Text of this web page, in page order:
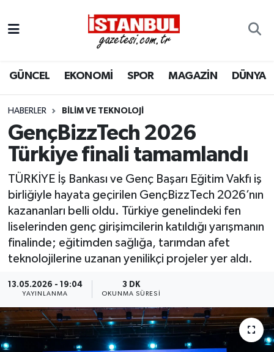
GÜNCEL EKONOMİ SPOR MAGAZİN DÜNYA
HABERLER BILIM VE TEKNOLOJI
GençBizzTech 2026
Türkiye finali tamamlandı
TÜRKİYE İş Bankası ve Genç Başarı Eğitim Vakfı iş
birliğiyle hayata geçirilen GençBizzTech 2026’nın
kazananları belli oldu. Türkiye genelindeki fen
liselerinden genç girişimcilerin katıldığı yarışmanın
finalinde; eğitimden sağlığa, tarımdan afet
teknolojilerine uzanan yenilikçi projeler yer aldı.
13.05.2026 - 19:04
YAYINLANMA
3 DK
OKUNMA SÜRESI
EKONOMİ
İSTANBUL
DÜNYA
SPOR
MAGAZİN
KÜLTÜR SANAT
SAĞLIK
BİLİM VE TEKNOLOJİ
OTOMOBİL
Nöbetçi Eczaneler
Hava Durumu
Trafik Durumu
Süper Lig Puan Durumu ve Fikstür
Tüm Manşetler
Son Dakika Haberleri
Haber Arşivi